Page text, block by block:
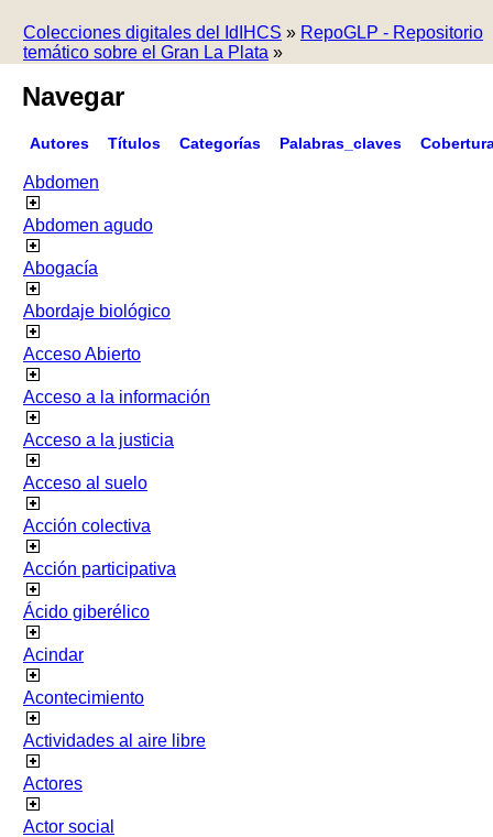
Colecciones digitales del IdIHCS » RepoGLP - Repositorio
temático sobre el Gran La Plata »
Navegar
Autores Títulos Categorías Palabras_claves
Abdomen
Abdomen agudo
Abogacía
Abordaje biológico
Acceso Abierto
Acceso a la información
Acceso a la justicia
Acceso al suelo
Acción colectiva
Acción participativa
Ácido giberélico
Acindar
Acontecimiento
Actividades al aire libre
Actores
Actor social